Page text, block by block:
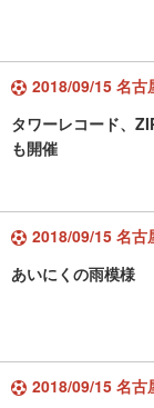
2018/09/15 名古
タワーレコード、
も開催
2018/09/15 名古
あいにくの雨模様
2018/09/15 名古